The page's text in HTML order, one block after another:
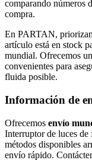
comparando números
compra.
En PARTAN,
artículo está en stock
mundial. Ofrecemos
convenientes para
fluida posible.
Información de
Ofrecemos envío
Interruptor de luces de
métodos disponibles
envío rápido.